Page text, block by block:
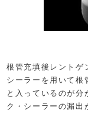
根管充填後レントゲ
シーラーを用いて根
と入っているのが分
ク・シーラーの漏出